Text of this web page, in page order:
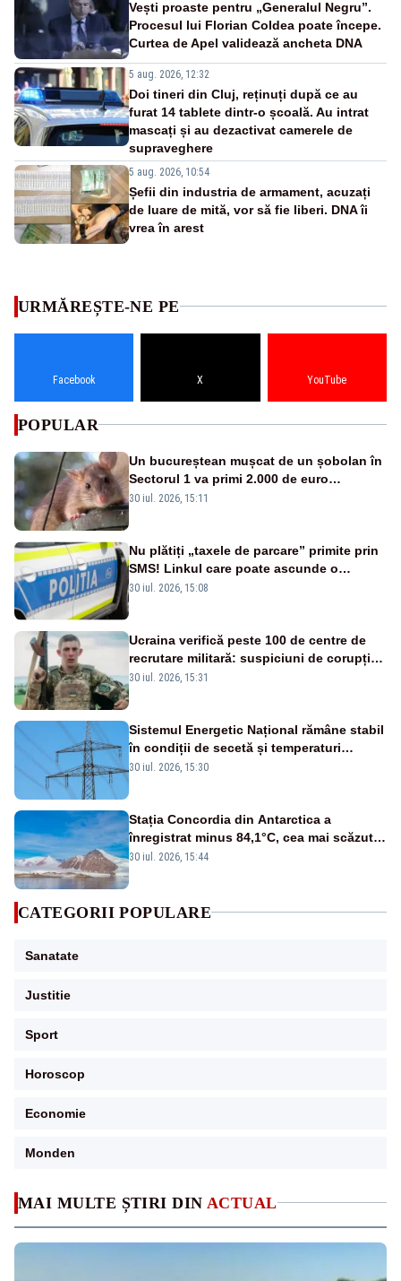
Vești proaste pentru „Generalul Negru”.
Procesul lui Florian Coldea poate începe.
Curtea de Apel validează ancheta DNA
5 aug. 2026, 12:32
Doi tineri din Cluj, reținuți după ce au
furat 14 tablete dintr-o școală. Au intrat
mascați și au dezactivat camerele de
supraveghere
5 aug. 2026, 10:54
Șefii din industria de armament, acuzați
de luare de mită, vor să fie liberi. DNA îi
vrea în arest
MAI MULTE ȘTIRI DIN ACTUAL
URMĂREȘTE-NE PE
Facebook X YouTube
POPULAR
Un bucureștean mușcat de un șobolan în
Sectorul 1 va primi 2.000 de euro
despăgubiri de la primării, după cinci ani
30 iul. 2026, 15:11
Nu plătiți „taxele de parcare” primite prin
SMS! Linkul care poate ascunde o
capcană pentru furtul datelor cardului
30 iul. 2026, 15:08
Ucraina verifică peste 100 de centre de
recrutare militară: suspiciuni de corupție,
abuz în serviciu și violențe asupra
30 iul. 2026, 15:31
Sistemul Energetic Național rămâne stabil
în condiții de secetă și temperaturi
ridicate
30 iul. 2026, 15:30
Stația Concordia din Antarctica a
înregistrat minus 84,1°C, cea mai scăzută
temperatură măsurată pe Pământ din 2012
30 iul. 2026, 15:44
CATEGORII POPULARE
Sanatate
Justitie
Sport
Horoscop
Economie
Monden